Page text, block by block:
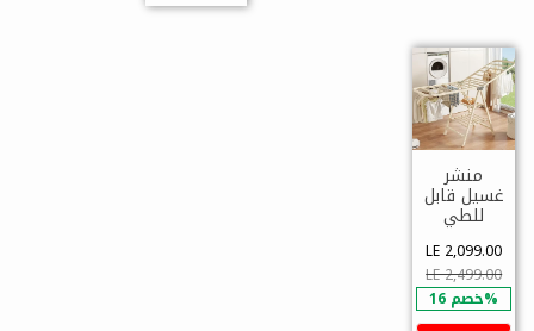
منشر
غسيل قابل
للطي
LE 2,099.00
LE 2,499.00
خصم 16%